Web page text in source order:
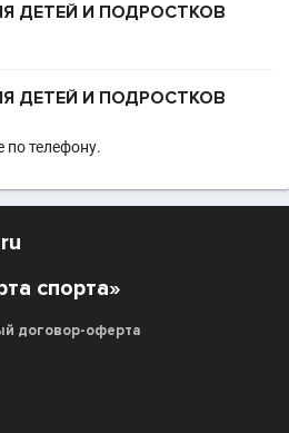
ДЕТЕЙ И ПОДРОСТКОВ
ДЕТЕЙ И ПОДРОСТКОВ
по телефону.
спорта»
договор-оферта